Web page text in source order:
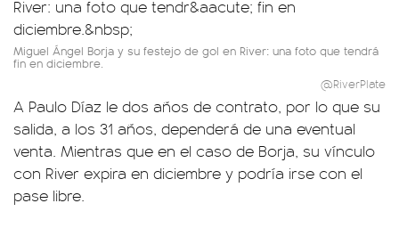
Miguel Ángel Borja y su festejo de gol en River: una foto que tendrá
fin en diciembre.
@RiverPlate
A Paulo Díaz le dos años de contrato, por lo que su
salida, a los 31 años, dependerá de una eventual
venta. Mientras que en el caso de Borja, su vínculo
con River expira en diciembre y podría irse con el
pase libre.